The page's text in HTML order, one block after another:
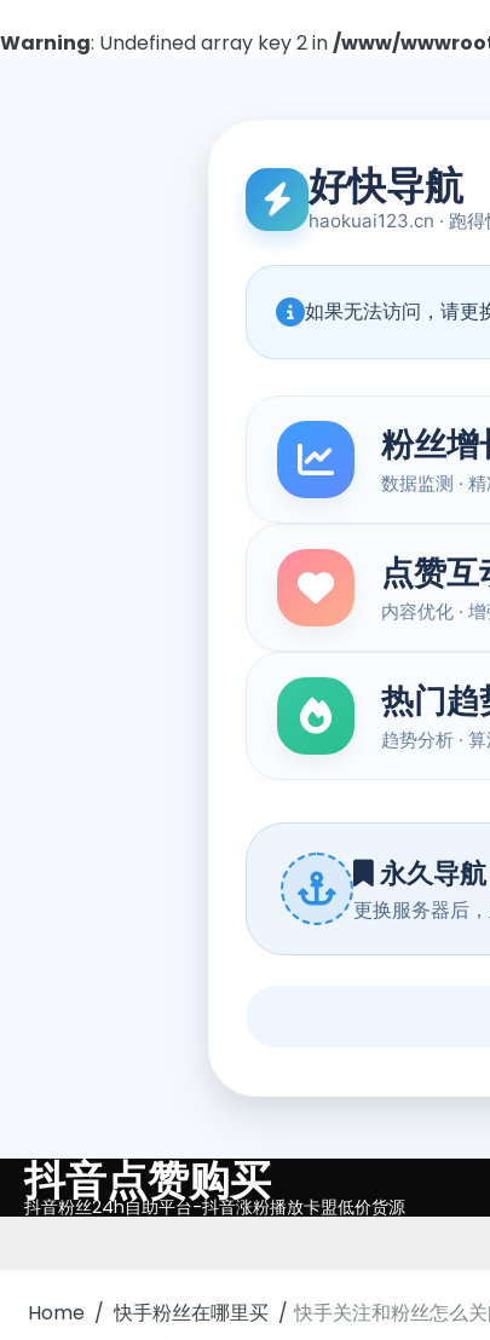
Warning: Undefined array key 2 in/www/
Skip抖音点赞购买
抖音粉丝24h自助平台-抖音涨粉播放卡盟低价货源
Home 快手粉丝在哪里买 快手关注和粉丝怎么